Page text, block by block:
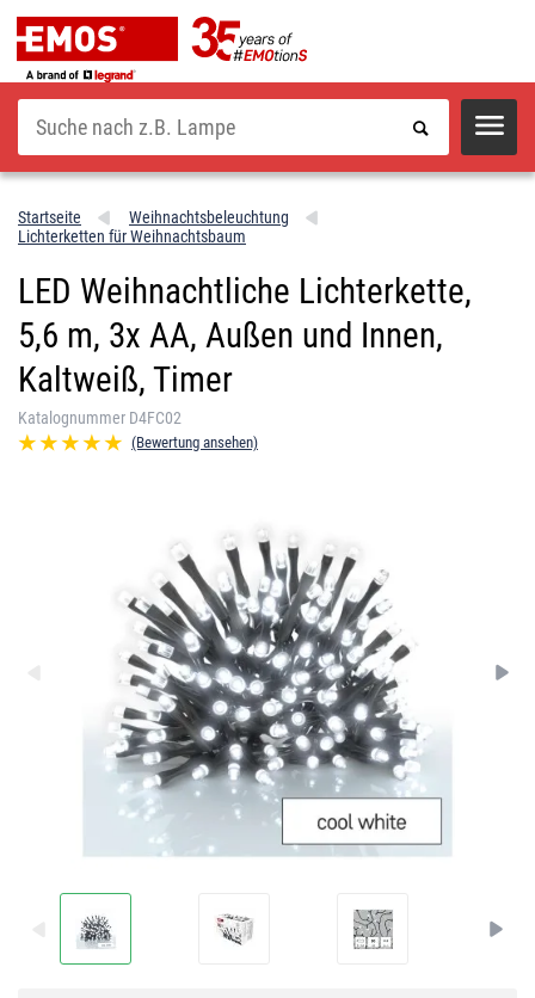
Suche
Startseite
Weihnachtsbeleuchtung
Lichterketten für Weihnachtsbaum
LED Weihnachtliche Lichterkette,
5,6 m, 3x AA, Außen und Innen,
Kaltweiß, Timer
Katalognummer D4FC02
(Bewertung ansehen)